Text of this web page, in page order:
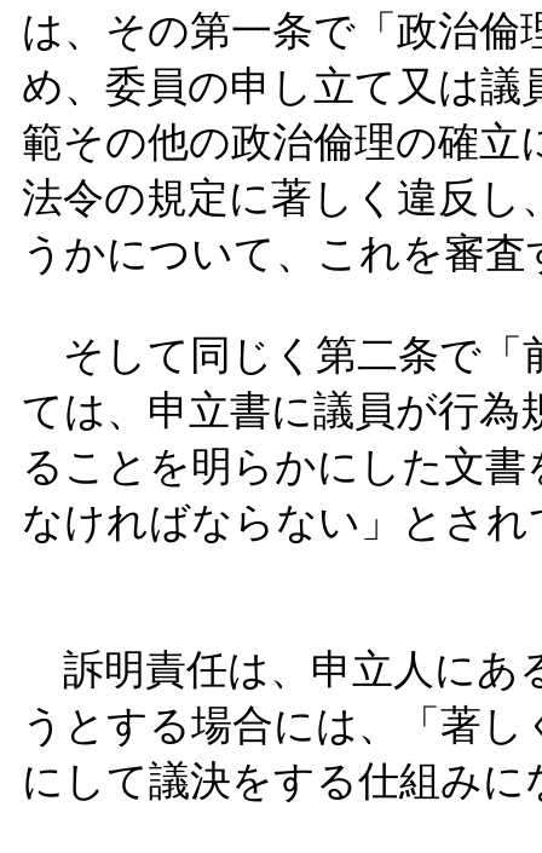
は、その第一条で「政治倫
め、委員の申し立て又は議
範その他の政治倫理の確
法令の規定に著しく違反し
うかについて、これを審
そして同じく第二条で「
ては、申立書に議員が行
ることを明らかにした文
なければならない」とされ
訴明責任は、申立人にあ
うとする場合には、「著
にして議決をする仕組み